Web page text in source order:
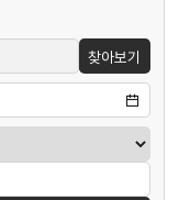
찾아보기